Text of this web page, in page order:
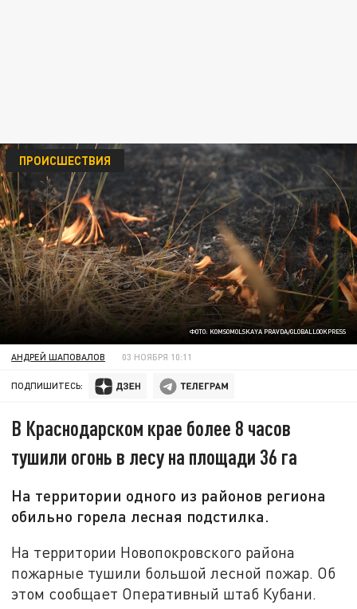
ФОТО: KOMSOMOLSKAYA PRAVDA/GLOBALLOOKPRESS
ПРОИСШЕСТВИЯ
АНДРЕЙ ШАПОВАЛОВ 03 НОЯБРЯ 10:11
ПОДПИШИТЕСЬ:
В Краснодарском крае более 8 часов
тушили огонь в лесу на площади 36 га
На территории одного из районов региона
обильно горела лесная подстилка.
На территории Новопокровского района
пожарные тушили большой лесной пожар. Об
этом сообщает Оперативный штаб Кубани.